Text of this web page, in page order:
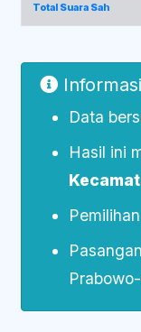
Total Suara Sah
Data
Hasil ini